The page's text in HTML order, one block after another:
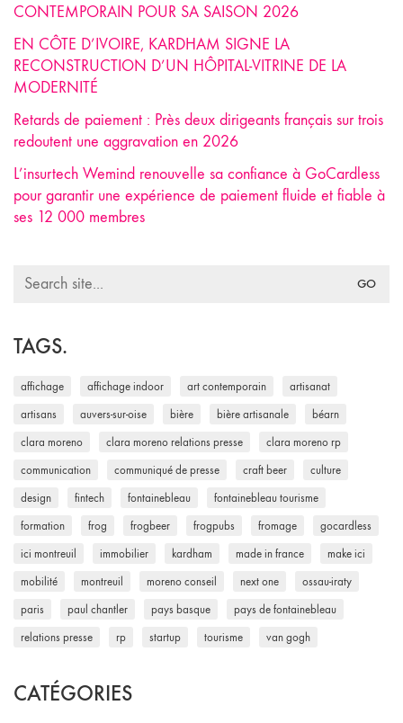
CONTEMPORAIN POUR SA SAISON 2026
EN CÔTE D’IVOIRE, KARDHAM SIGNE LA
RECONSTRUCTION D’UN HÔPITAL-VITRINE DE LA
MODERNITÉ
Retards de paiement : Près deux dirigeants français sur trois
redoutent une aggravation en 2026
L’insurtech Wemind renouvelle sa confiance à GoCardless
pour garantir une expérience de paiement fluide et fiable à
ses 12 000 membres
Search
TAGS.
affichage affichage indoor art contemporain artisanat
artisans auvers-sur-oise bière bière artisanale béarn
clara moreno clara moreno relations presse clara moreno rp
communication communiqué de presse craft beer culture
design fintech fontainebleau fontainebleau tourisme
formation frog frogbeer frogpubs fromage gocardless
ici montreuil immobilier kardham made in france make ici
mobilité montreuil moreno conseil next one ossau-iraty
paris paul chantler pays basque pays de fontainebleau
relations presse rp startup tourisme van gogh
CATÉGORIES